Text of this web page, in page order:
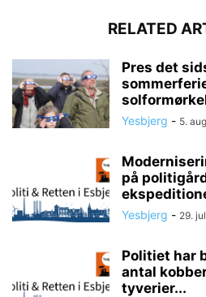
RELATED
Pres det
Yesbjerg - 5.
på
Yesbjerg - 29.
Politiet har
antal
tyverier...